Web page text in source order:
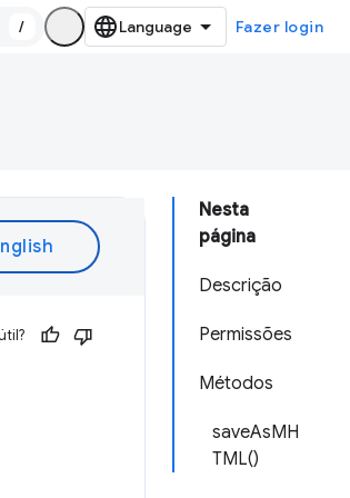
/ Fazer login
Nesta
página
Descrição
Permissões
Métodos
saveAsMH
TML()